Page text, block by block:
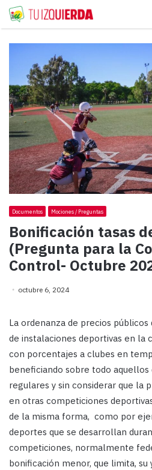
Documentos Mociones / Preguntas
Bonificación tasas
(Pregunta para la
Control- Octubre
octubre 6, 2024
La ordenanza de precios
de instalaciones deportivas en la
con porcentajes a clubes en
beneficiando sobre todo
regulares y sin considerar que la
en otras competiciones
de la misma forma, como por
deportes que se desarrollan
competiciones, normalmente
bonificación menor, que limita, su